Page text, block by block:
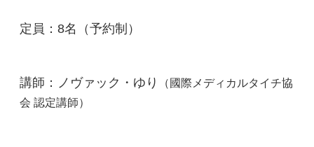
定員：8名（予約制）
講師：ノヴァック・ゆり
（國際メディカルタイチ協
会 認定講師）